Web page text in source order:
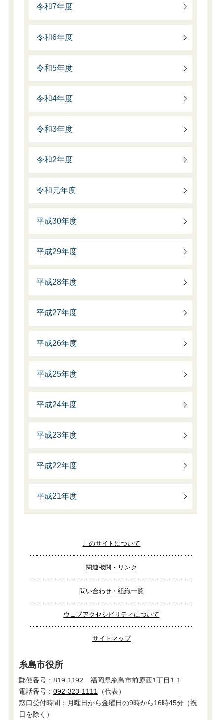
令和7年度
令和6年度
令和5年度
令和4年度
令和3年度
令和2年度
令和元年度
平成30年度
平成29年度
平成28年度
平成27年度
平成26年度
平成25年度
平成24年度
平成23年度
平成22年度
平成21年度
このサイトについて
関連機関・リンク
問い合わせ・組織一覧
ウェブアクセシビリティについて
サイトマップ
糸島市役所
郵便番号：819-1192 福岡県糸島市前原西1丁目1-1
電話番号： 092-323-1111
（代表）
窓口受付時間：月曜日から金曜日の9時から16時45分（祝
日を除く）